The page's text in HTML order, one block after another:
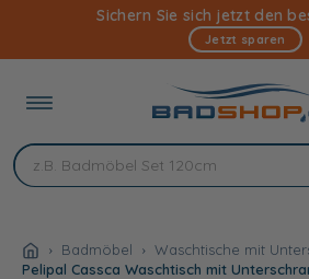
Inhalt
Sichern Sie sich jetzt den
Jetzt sparen
Badmöbel
Waschtische mit
Pelipal Cassca Waschtisch mit